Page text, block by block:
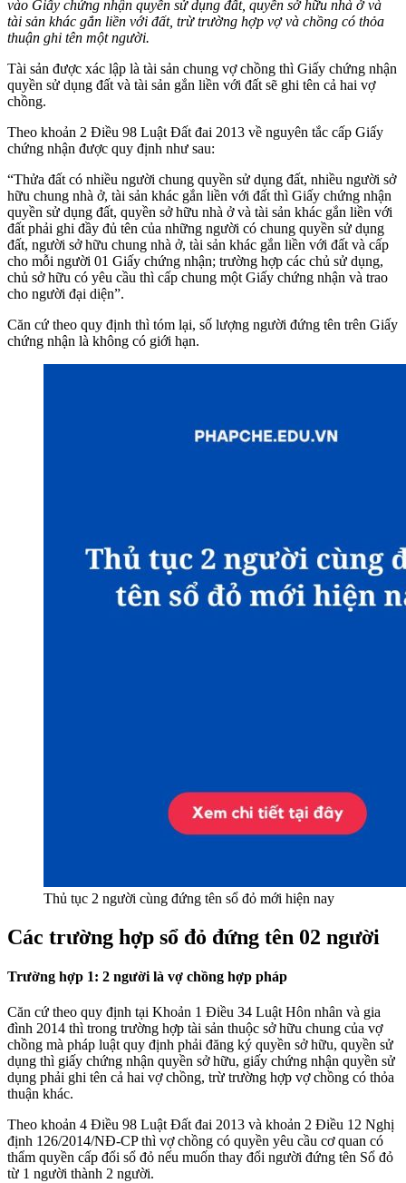
vào Giấy chứng nhận quyền sử dụng đất, quyền sở hữu nhà ở và
tài sản khác gắn liền với đất, trừ trường hợp vợ và chồng có thỏa
thuận ghi tên một người.
Tài sản được xác lập là tài sản chung vợ chồng thì Giấy chứng nhận
quyền sử dụng đất và tài sản gắn liền với đất sẽ ghi tên cả hai vợ
chồng.
Theo khoản 2 Điều 98 Luật Đất đai 2013 về nguyên tắc cấp Giấy
chứng nhận được quy định như sau:
“Thửa đất có nhiều người chung quyền sử dụng đất, nhiều người sở
hữu chung nhà ở, tài sản khác gắn liền với đất thì Giấy chứng nhận
quyền sử dụng đất, quyền sở hữu nhà ở và tài sản khác gắn liền với
đất phải ghi đầy đủ tên của những người có chung quyền sử dụng
đất, người sở hữu chung nhà ở, tài sản khác gắn liền với đất và cấp
cho mỗi người 01 Giấy chứng nhận; trường hợp các chủ sử dụng,
chủ sở hữu có yêu cầu thì cấp chung một Giấy chứng nhận và trao
cho người đại diện”.
Căn cứ theo quy định thì tóm lại, số lượng người đứng tên trên Giấy
chứng nhận là không có giới hạn.
Thủ tục 2 người cùng đứng tên sổ đỏ mới hiện nay
Các trường hợp sổ đỏ đứng tên 02 người
Trường hợp 1: 2 người là vợ chồng hợp pháp
Căn cứ theo quy định tại Khoản 1 Điều 34 Luật Hôn nhân và gia
đình 2014 thì trong trường hợp tài sản thuộc sở hữu chung của vợ
chồng mà pháp luật quy định phải đăng ký quyền sở hữu, quyền sử
dụng thì giấy chứng nhận quyền sở hữu, giấy chứng nhận quyền sử
dụng phải ghi tên cả hai vợ chồng, trừ trường hợp vợ chồng có thỏa
thuận khác.
Theo khoản 4 Điều 98 Luật Đất đai 2013 và khoản 2 Điều 12 Nghị
định 126/2014/NĐ-CP thì vợ chồng có quyền yêu cầu cơ quan có
thẩm quyền cấp đổi sổ đỏ nếu muốn thay đổi người đứng tên Sổ đỏ
từ 1 người thành 2 người.